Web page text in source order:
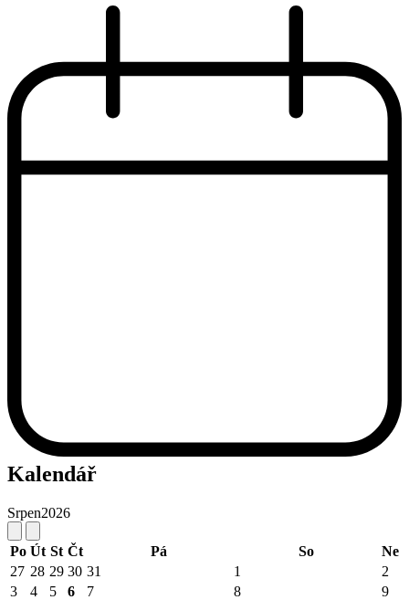
Kalendář
Srpen2026
Po Út St Čt Pá So
Ne
27 28 29 30 31 1
2
3
4 5 6 7 8 9